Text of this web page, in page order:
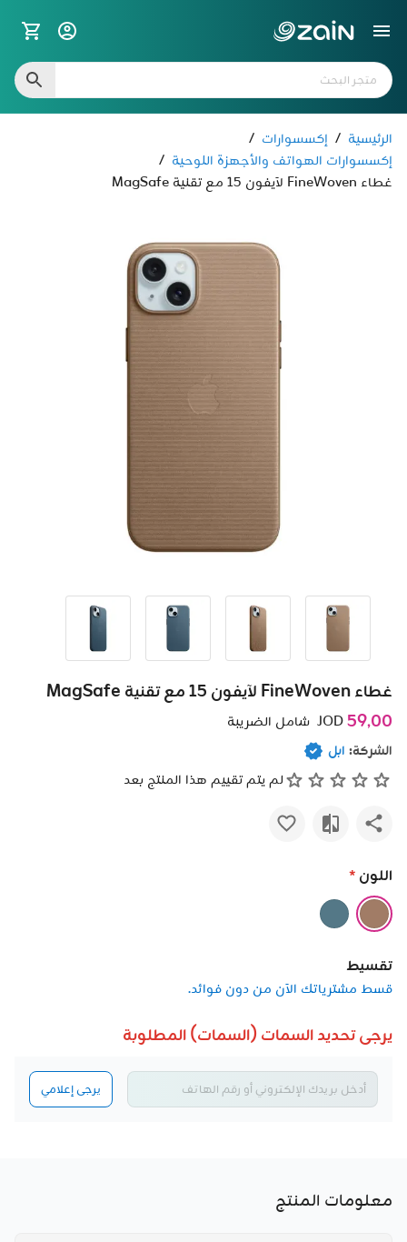
الرئيسية / إكسسوارات /
إكسسوارات الهواتف والأجهزة اللوحية /
غطاء FineWoven لآيفون 15 مع تقنية MagSafe
غطاء FineWoven لآيفون 15 مع تقنية MagSafe
59٫00
شامل الضريبة
الشركة: ابل
لم يتم تقييم هذا المنتج بعد
اللون *
تقسيط
قسط مشترياتك الآن من دون فوائد.
يرجى تحديد السمات (السمات) المطلوبة
يرجى إعلامي
معلومات المنتج